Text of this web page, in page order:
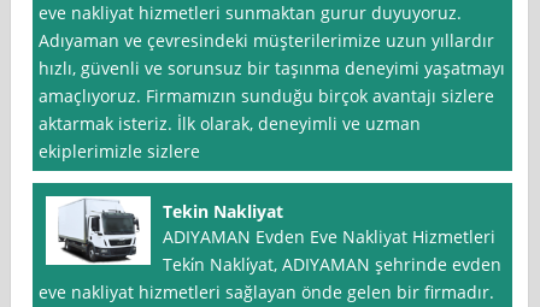
eve nakliyat hizmetleri sunmaktan gurur duyuyoruz.
Adıyaman ve çevresindeki müşterilerimize uzun yıllardır
hızlı, güvenli ve sorunsuz bir taşınma deneyimi yaşatmayı
amaçlıyoruz. Firmamızın sunduğu birçok avantajı sizlere
aktarmak isteriz. İlk olarak, deneyimli ve uzman
ekiplerimizle sizlere
Tekin Nakliyat
ADIYAMAN Evden Eve Nakliyat Hizmetleri
Teki̇n Nakli̇yat, ADIYAMAN şehrinde evden
eve nakliyat hizmetleri sağlayan önde gelen bir firmadır.